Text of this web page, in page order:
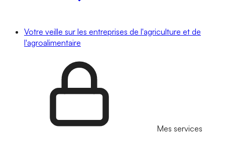
Votre veille sur les entreprises de l'agriculture et de
l'agroalimentaire
Mes services